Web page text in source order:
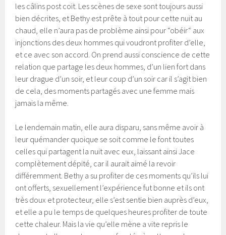
les câlins post coït. Les scènes de sexe sont toujours aussi
bien décrites, et Bethy est prête à tout pour cette nuit au
chaud, elle n’aura pas de problème ainsi pour “obéir“ aux
injonctions des deux hommes qui voudront profiter d’elle,
et ce avec son accord. On prend aussi conscience de cette
relation que partage les deux hommes, d’un lien fort dans
leur drague d’un soir, et leur coup d’un soir car il s’agit bien
de cela, des moments partagés avec une femme mais
jamais la même.
Le lendemain matin, elle aura disparu, sans même avoir à
leur quémander quoique se soit comme le font toutes
celles qui partagent la nuit avec eux, laissant ainsi Jace
complètement dépité, car il aurait aimé la revoir
différemment. Bethy a su profiter de ces moments qu’ils lui
ont offerts, sexuellement l’expérience fut bonne et ils ont
très doux et protecteur, elle s’est sentie bien auprès d’eux,
et elle a pu le temps de quelques heures profiter de toute
cette chaleur. Mais la vie qu’elle mène a vite repris le